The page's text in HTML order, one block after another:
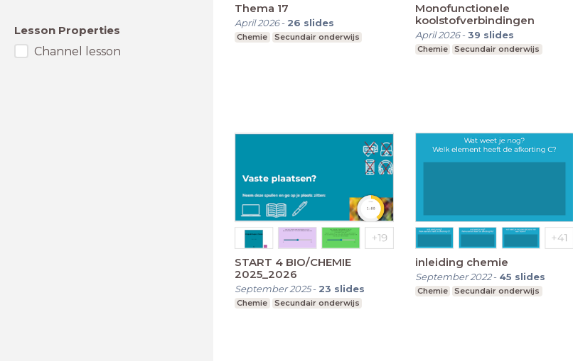
Lesson Properties
Channel lesson
Thema 17
April 2026- 26 slides
Chemie Secundair onderwijs
Monofunctionele
koolstofverbindingen
April 2026-39 slides
Chemie Secundair onderwijs
START 4 BIO/CHEMIE
2025_2026
September 2025- 23 slides
Chemie Secundair onderwijs
inleiding chemie
September 2022- 45 slides
Chemie Secundair onderwijs